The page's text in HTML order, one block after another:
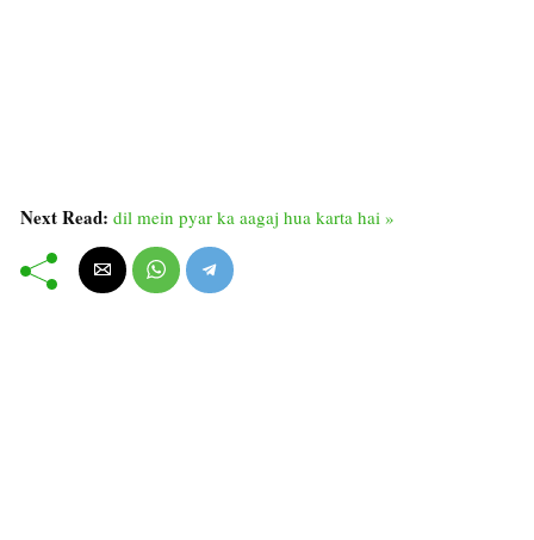
Next Read: dil mein pyar ka aagaj hua karta hai »